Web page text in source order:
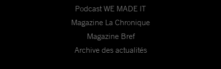
Podcast WE MADE IT
Magazine La Chronique
Magazine Bref
Archive des actualités